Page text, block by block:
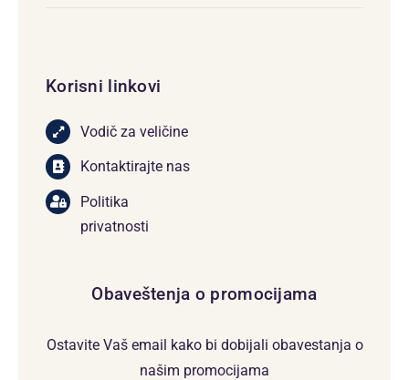
Korisni linkovi
Vodič za veličine
Kontaktirajte nas
Politika
privatnosti
Obaveštenja o promocijama
Ostavite Vaš email kako bi dobijali obavestanja o
našim promocijama